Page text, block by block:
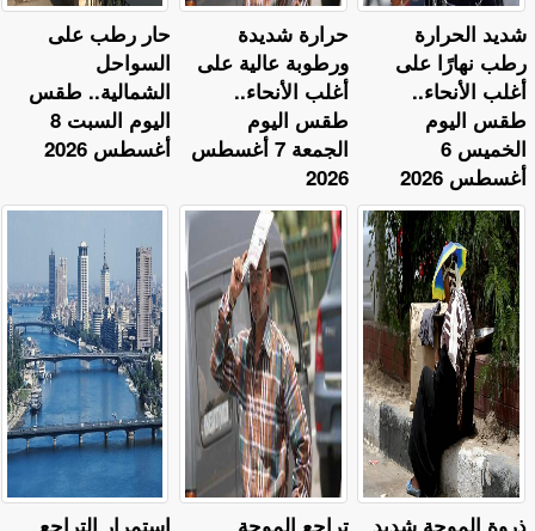
حار رطب على
السواحل
الشمالية.. طقس
اليوم السبت 8
أغسطس 2026
حرارة شديدة
ورطوبة عالية على
أغلب الأنحاء..
طقس اليوم
الجمعة 7 أغسطس
2026
​شديد الحرارة
رطب نهارًا على
أغلب الأنحاء..
طقس اليوم
الخميس 6
أغسطس 2026
استمرار التراجع تراجع الموجة ذروة الموجة شديد